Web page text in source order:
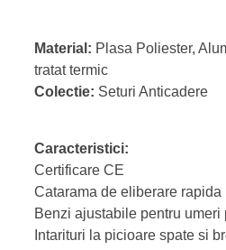
Material: Plasa Poliester,
tratat termic
Colectie: Seturi Anticadere
Caracteristici:
Certificare CE
Catarama de eliberare rapida
Benzi ajustabile pentru
Intarituri la picioare spate si